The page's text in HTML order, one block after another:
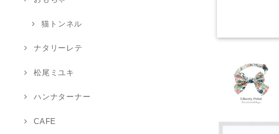
猫トンネル
ナタリーレテ
松尾ミユキ
ハンナターナー
CAFE